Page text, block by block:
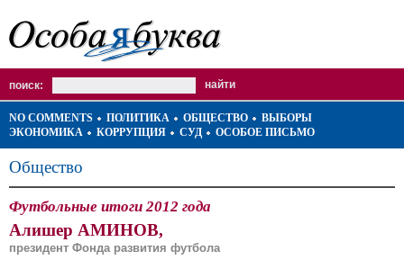
поиск:
NO COMMENTS ПОЛИТИКА ОБЩЕСТВО
ВЫБОРЫ
ЭКОНОМИКА
КОРРУПЦИЯ СУД ОСОБОЕ ПИСЬМО
Общество
Футбольные итоги 2012 года
Алишер АМИНОВ,
президент Фонда развития футбола